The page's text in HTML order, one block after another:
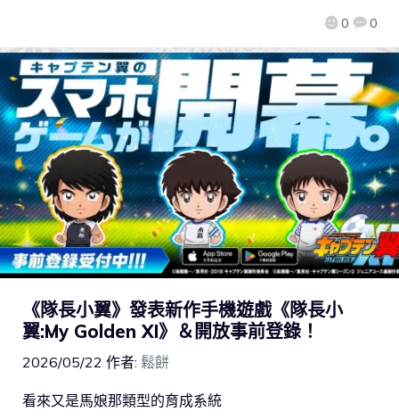
0 0
《隊長小翼》發表新作手機遊戲《隊長小
翼:My Golden XI》＆開放事前登錄！
2026/05/22 作者: 鬆餅
看來又是馬娘那類型的育成系統